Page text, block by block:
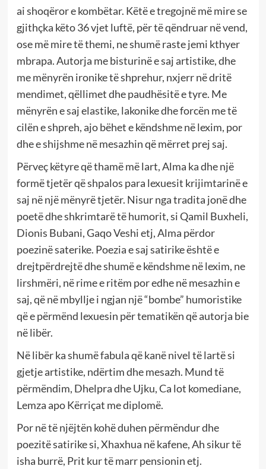
ai shoqëror e kombëtar. Këtë e tregojnë më mire se
gjithçka këto 36 vjet luftë, për të qëndruar në vend,
ose më mire të themi, ne shumë raste jemi kthyer
mbrapa. Autorja me bisturinë e saj artistike, dhe
me mënyrën ironike të shprehur, nxjerr në dritë
mendimet, qëllimet dhe paudhësitë e tyre. Me
mënyrën e saj elastike, lakonike dhe forcën me të
cilën e shpreh, ajo bëhet e këndshme në lexim, por
dhe e shijshme në mesazhin që mërret prej saj.
Përveç këtyre që thamë më lart, Alma ka dhe një
formë tjetër që shpalos para lexuesit krijimtarinë e
saj në një mënyrë tjetër. Nisur nga tradita jonë dhe
poetë dhe shkrimtarë të humorit, si Qamil Buxheli,
Dionis Bubani, Gaqo Veshi etj, Alma përdor
poezinë saterike. Poezia e saj satirike është e
drejtpërdrejtë dhe shumë e këndshme në lexim, ne
lirshmëri, në rime e ritëm por edhe në mesazhin e
saj, që në mbyllje i ngjan një “bombe” humoristike
që e përmënd lexuesin për tematikën që autorja bie
në libër.
Në libër ka shumë fabula që kanë nivel të lartë si
gjetje artistike, ndërtim dhe mesazh. Mund të
përmëndim, Dhelpra dhe Ujku, Ca lot komediane,
Lemza apo Kërriçat me diplomë.
Por në të njëjtën kohë duhen përmëndur dhe
poezitë satirike si, Xhaxhua në kafene, Ah sikur të
isha burrë, Prit kur të marr pensionin etj.